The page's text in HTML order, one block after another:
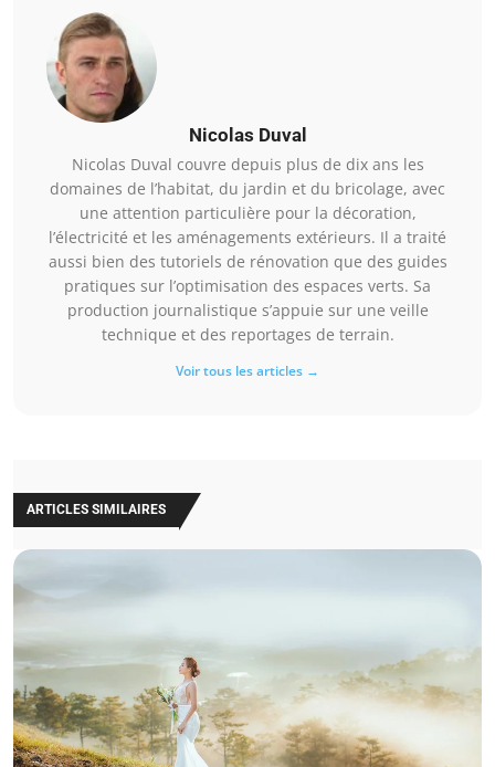
Nicolas Duval
Nicolas Duval couvre depuis plus de dix ans les
domaines de l’habitat, du jardin et du bricolage, avec
une attention particulière pour la décoration,
l’électricité et les aménagements extérieurs. Il a traité
aussi bien des tutoriels de rénovation que des guides
pratiques sur l’optimisation des espaces verts. Sa
production journalistique s’appuie sur une veille
technique et des reportages de terrain.
Voir tous les articles →
ARTICLES SIMILAIRES